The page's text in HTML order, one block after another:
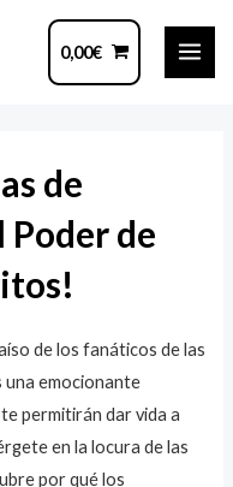
0,00€
de
Poder de
de los fanáticos de las
emocionante
permitirán dar vida a
en la locura de las
por qué los